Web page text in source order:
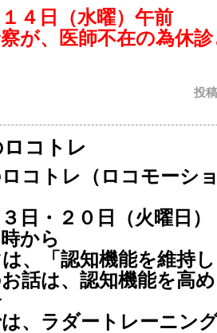
４日（水曜）午前
が、医師不在の為休
投
ロコトレ
ロコトレ（ロコモーシ
日・２０日（火曜日）
から
、「認知機能を維持
話は、認知機能を高
、ラダートレーニン